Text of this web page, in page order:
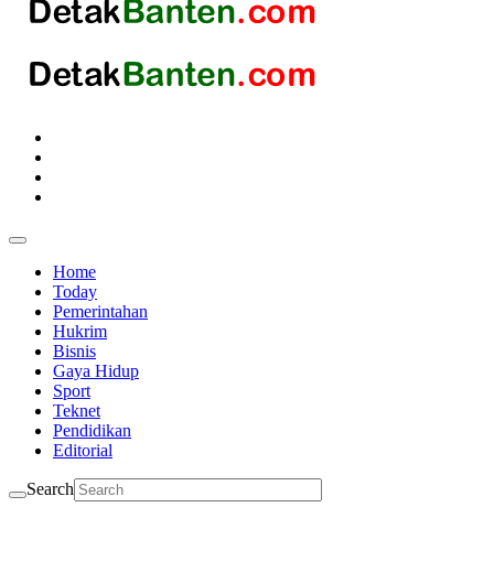
Home
Today
Pemerintahan
Hukrim
Bisnis
Gaya Hidup
Sport
Teknet
Pendidikan
Editorial
Search